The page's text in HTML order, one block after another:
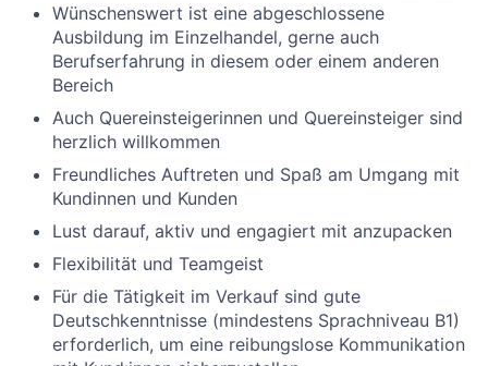
Wünschenswert ist eine abgeschlossene
Ausbildung im Einzelhandel, gerne auch
Berufserfahrung in diesem oder einem anderen
Bereich
Auch Quereinsteigerinnen und Quereinsteiger sind
herzlich willkommen
Freundliches Auftreten und Spaß am Umgang mit
Kundinnen und Kunden
Lust darauf, aktiv und engagiert mit anzupacken
Flexibilität und Teamgeist
Für die Tätigkeit im Verkauf sind gute
Deutschkenntnisse (mindestens Sprachniveau B1)
erforderlich, um eine reibungslose Kommunikation